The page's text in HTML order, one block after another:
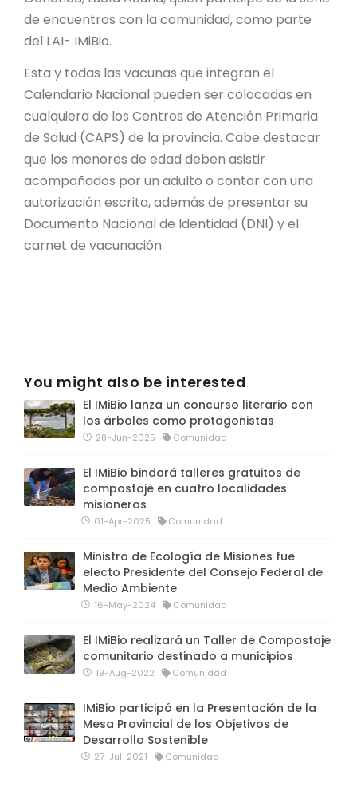
de encuentros con la comunidad, como parte
del LAI- IMiBio.
Esta y todas las vacunas que integran el
Calendario Nacional pueden ser colocadas en
cualquiera de los Centros de Atención Primaria
de Salud (CAPS) de la provincia. Cabe destacar
que los menores de edad deben asistir
acompañados por un adulto o contar con una
autorización escrita, además de presentar su
Documento Nacional de Identidad (DNI) y el
carnet de vacunación.
You might also be interested
El IMiBio lanza un concurso literario con
los árboles como protagonistas
28-Jun-2025 Comunidad
El IMiBio bindará talleres gratuitos de
compostaje en cuatro localidades
misioneras
01-Apr-2025 Comunidad
Ministro de Ecología de Misiones fue
electo Presidente del Consejo Federal de
Medio Ambiente
16-May-2024 Comunidad
El IMiBio realizará un Taller de Compostaje
comunitario destinado a municipios
19-Aug-2022 Comunidad
IMiBio participó en la Presentación de la
Mesa Provincial de los Objetivos de
Desarrollo Sostenible
27-Jul-2021 Comunidad